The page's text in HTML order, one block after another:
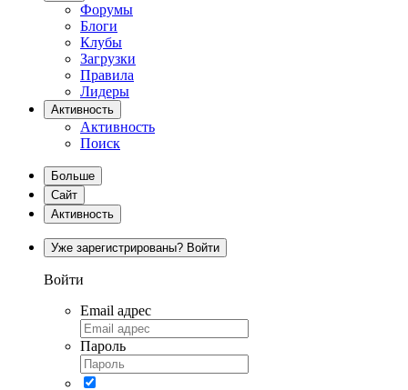
Форумы
Блоги
Клубы
Загрузки
Правила
Лидеры
Активность
Активность
Поиск
Больше
Сайт
Активность
Уже зарегистрированы? Войти
Войти
Email адрес
Пароль